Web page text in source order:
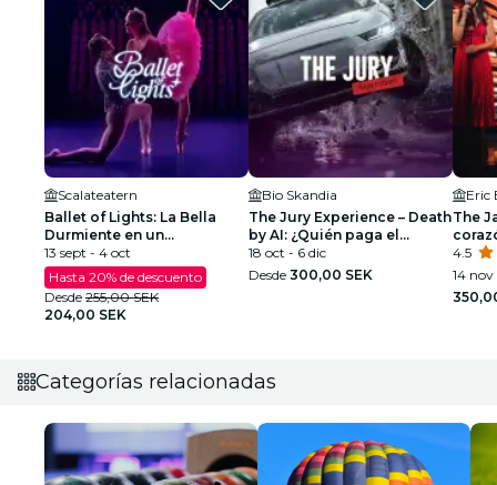
Scalateatern
Ballet of Lights: La Bella
Durmiente en un
espectáculo deslumbrante
13 sept - 4 oct
Hasta 20% de descuento
Desde 255,00 SEK
204,00 SEK
Bio Skandia
The Jury Experience – Death
by AI: ¿Quién paga el
precio?
18 oct - 6 dic
Desde 300,00 SEK
Eric
The
4.5
14 nov
Categorías relacionadas